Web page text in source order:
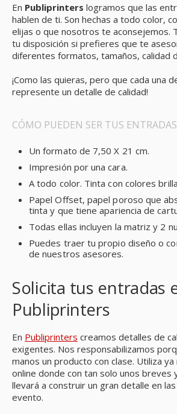
En Publiprinters logramos que las
hablen de ti. Son hechas a todo color,
elijas o que nosotros te aconsejemos.
tu disposición si prefieres que te
diferentes formatos, tamaños, calidad
¡Como las quieras, pero que cada una
represente un detalle de calidad!
CÓMO PUEDEN SER TUS ENTRADAS
Un formato de 7,50 X 21 cm.
Impresión por una cara.
A todo color. Tinta con colores
Papel Offset, papel poroso que
tinta y que tiene apariencia de
Todas ellas incluyen la matriz y 2
Puedes traer tu propio diseño o
de nuestros asesores.
Solicita tus entradas
Publiprinters
En Publiprinters creamos detalles de
exigentes. Nos responsabilizamos
manos un producto con clase. Utiliza
online donde con tan solo unos breves
llevará a construir un gran detalle en
evento.